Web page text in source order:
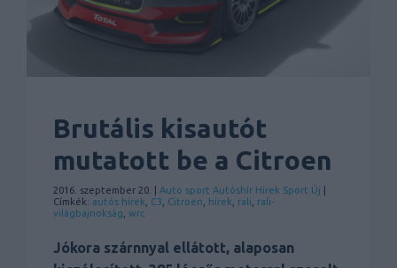
Brutális kisautót
mutatott be a Citroen
2016. szeptember 20. | Auto sport Autóshír Hírek Sport Új
Címkék: autós hírek C3 Citroen hírek rali
rali-
világbajnokság wrc
Jókora szárnnyal ellátott, alaposan